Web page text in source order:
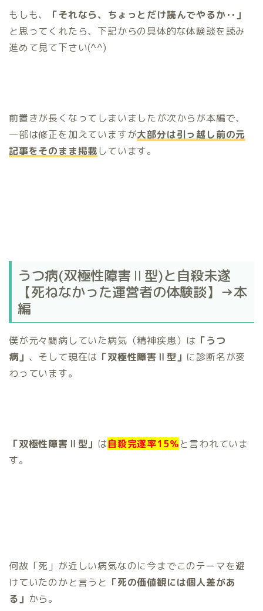
もしも、
「それなら、ちょっとだけ読んでやるか･･」
と思ってくれたら、下記からの具体的な体験談を読み
進めて見て下さい(^^)
前置きが長くなってしまいましたが次からが本編で、
一部は修正を加えていますが大部分は引っ越し前の元
記事をそのまま掲載しています。
うつ病(双極性障害Ⅱ型)と自殺未遂
【死ねなかった運営者の体験談】→本
編
僕が元々闘病していた病気（精神疾患）は 「うつ
病」 、そして現在は 「双極性障害Ⅱ型」 に診断名が変
わっています。
「双極性障害Ⅱ型」 は自殺完遂率15％と言われていま
す。
何故「死」が近しい病気なのに今までこのテーマを避
けていたのかと言うと 「死の価値観には個人差があ
る」 から。